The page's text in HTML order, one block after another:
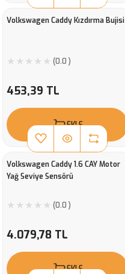
Volkswagen Caddy Kızdırma Bujisi
(0.0 )
453,39 TL
EKLE
Volkswagen Caddy 1.6 CAY Motor
Yağ Seviye Sensörü
(0.0 )
4.079,78 TL
EKLE